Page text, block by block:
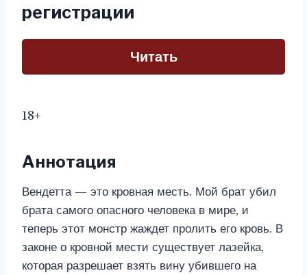
регистрации
Читать
18+
Аннотация
Вендетта — это кровная месть. Мой брат убил
брата самого опасного человека в мире, и
теперь этот монстр жаждет пролить его кровь. В
законе о кровной мести существует лазейка,
которая разрешает взять вину убившего на